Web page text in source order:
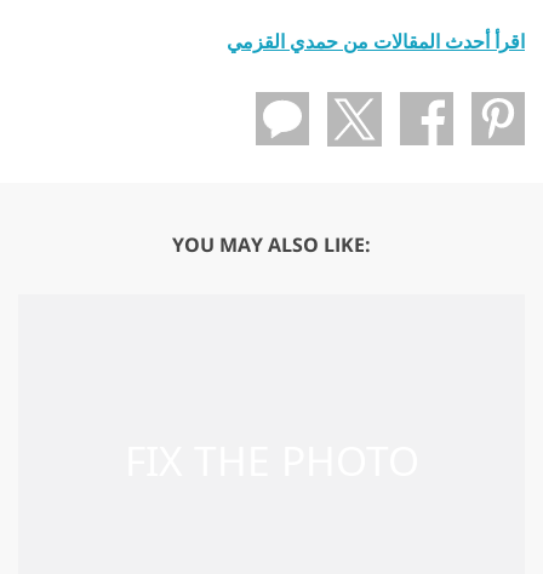
اقرأ أحدث المقالات من حمدي القزمي
YOU MAY ALSO LIKE: